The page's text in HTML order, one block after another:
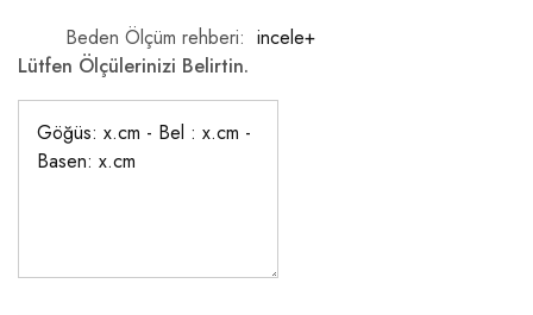
Beden Ölçüm rehberi
incele+
Lütfen Ölçülerinizi Belirtin.